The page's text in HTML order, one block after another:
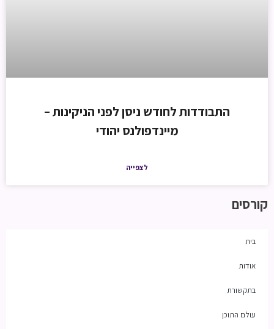
התבודדות לחודש ניסן לפני הניקינות –
מיינדפולנס יהודי
לצפייה
קורסים
בית
אודות
בתקשורת
עולם התוכן